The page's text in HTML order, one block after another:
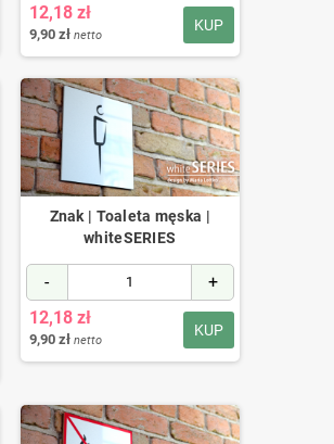
KUP
12,18 zł
9,90 zł netto
Znak | Toaleta męska |
whiteSERIES
- +
KUP
12,18 zł
9,90 zł netto